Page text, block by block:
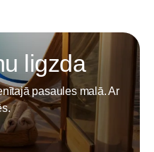
ligzda
pasaules malā. Ar